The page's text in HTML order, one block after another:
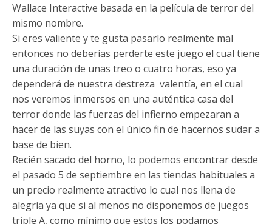
Wallace Interactive basada en la película de terror del
mismo nombre.
Si eres valiente y te gusta pasarlo realmente mal
entonces no deberías perderte este juego el cual tiene
una duración de unas treo o cuatro horas, eso ya
dependerá de nuestra destreza valentía, en el cual
nos veremos inmersos en una auténtica casa del
terror donde las fuerzas del infierno empezaran a
hacer de las suyas con el único fin de hacernos sudar a
base de bien.
Recién sacado del horno, lo podemos encontrar desde
el pasado 5 de septiembre en las tiendas habituales a
un precio realmente atractivo lo cual nos llena de
alegría ya que si al menos no disponemos de juegos
triple A, como mínimo que estos los podamos